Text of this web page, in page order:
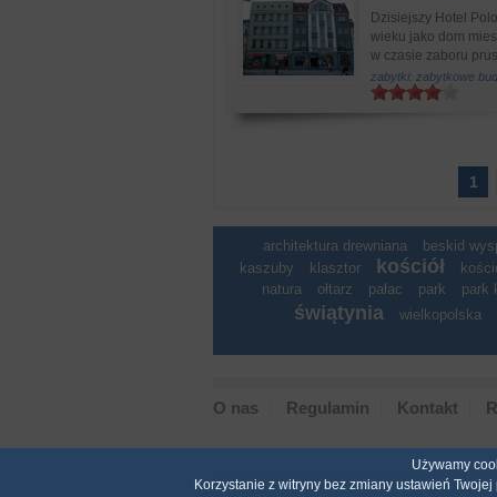
Dzisiejszy Hotel
wieku jako dom
w czasie zaboru
zabytki: zabytkowe
1
architektura drewniana beskid
kaszuby
klasztor kościół
natura
ołtarz pałac park park
świątynia wielkopolska
O nas Regulamin Kontakt
Wszystkie prawa zastrze�one. �adna cz�� ani
u�yta do
Używamy
Korzystanie z witryny bez zmiany ustawień